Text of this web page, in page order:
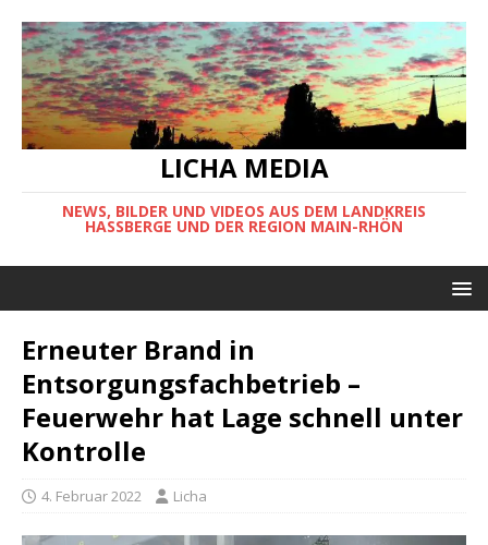
LICHA MEDIA
NEWS, BILDER UND VIDEOS AUS DEM LANDKREIS
HASSBERGE UND DER REGION MAIN-RHÖN
Erneuter Brand in
Entsorgungsfachbetrieb –
Feuerwehr hat Lage schnell unter
Kontrolle
4. Februar 2022 Licha